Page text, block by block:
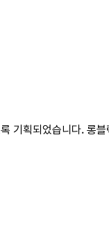
기획되었습니다. 롱